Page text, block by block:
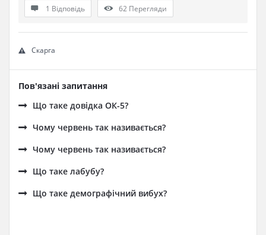
1 Відповідь 62 Перегляди
Скарга
Пов'язані запитання
Що таке довідка ОК-5?
Чому червень так називається?
Чому червень так називається?
Що таке лабубу?
Що таке демографічний вибух?